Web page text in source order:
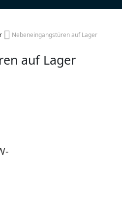
Nebeneingangstüren auf Lager
auf Lager